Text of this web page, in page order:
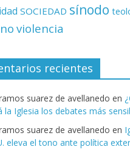
SOCIEDAD sínodo
violencia
recientes
suarez de avellanedo en
la Iglesia los debates más
suarez de avellanedo en
eleva el tono ante política